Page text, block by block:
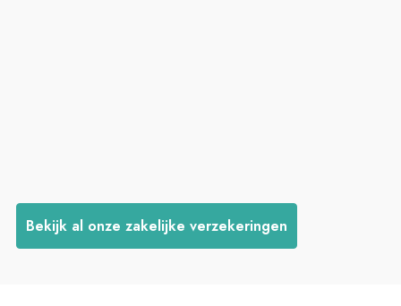
Bekijk al onze zakelijke verzekeringen